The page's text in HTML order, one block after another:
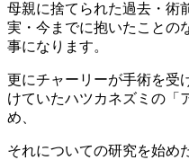
母親に捨てられた過去・
実・今までに抱いたことの
事になります。
更にチャーリーが手術を受
けていたハツカネズミの「
め、
それについての研究を始め